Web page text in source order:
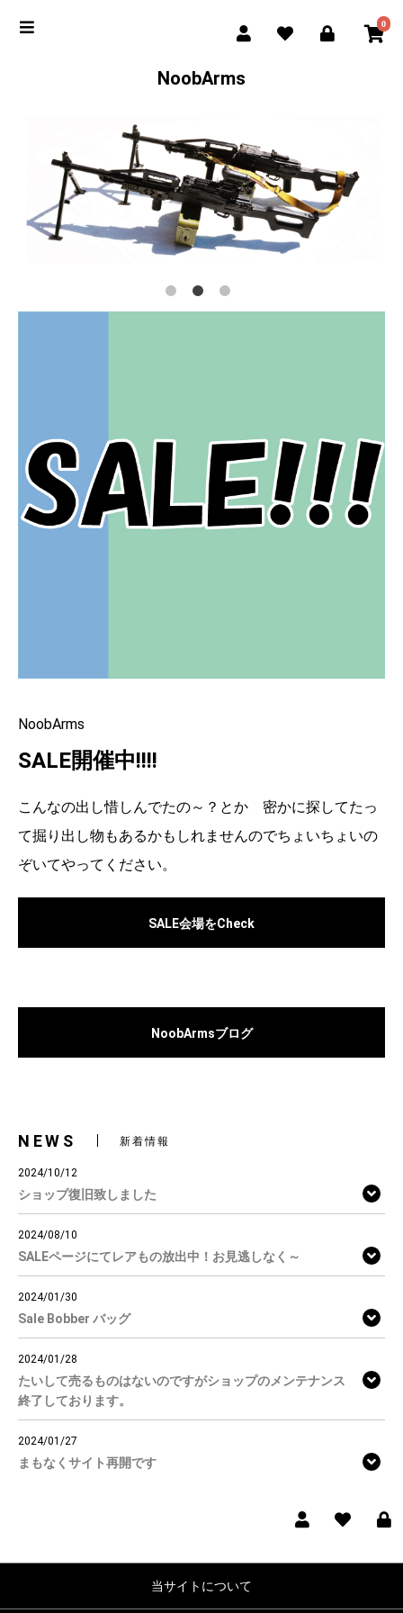
0
NoobArms
NoobArms
SALE開催中!!!!
こんなの出し惜しんでたの～？とか 密かに探してたっ
て掘り出し物もあるかもしれませんのでちょいちょいの
ぞいてやってください。
SALE会場をCheck
NoobArmsブログ
NEWS 新着情報
2024/10/12
ショップ復旧致しました
2024/08/10
SALEページにてレアもの放出中！お見逃しなく～
2024/01/30
Sale Bobber バッグ
2024/01/28
たいして売るものはないのですがショップのメンテナンス
終了しております。
2024/01/27
まもなくサイト再開です
当サイトについて